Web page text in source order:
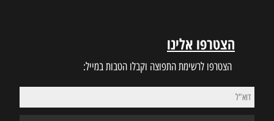
הצטרפו אלינו
הצטרפו לרשימת התפוצה וקבלו הטבות במייל: